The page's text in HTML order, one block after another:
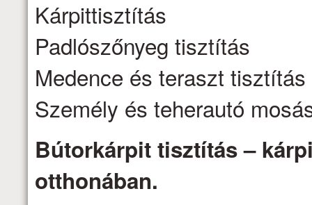
Kárpittisztítás
Padlószőnyeg tisztítás
Medence és teraszt tisztítás
Személy és teherautó
Bútorkárpit tisztítás –
otthonában.